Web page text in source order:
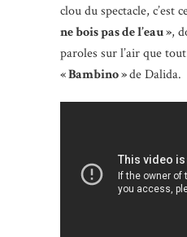
clou du spectacle, c’est
ne bois pas de l’eau »,
paroles sur l’air que
« Bambino »de Dalida.